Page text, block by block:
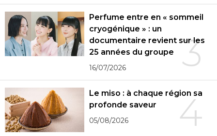
3
Perfume entre en « sommeil
cryogénique » : un
documentaire revient sur les
25 années du groupe
16/07/2026
4
Le miso : à chaque région sa
profonde saveur
05/08/2026